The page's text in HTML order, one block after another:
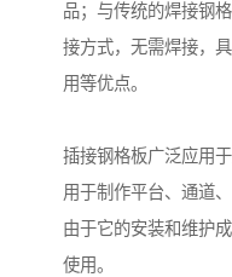
品；与传统的焊接钢
接方式，无需焊接，
用等优点。
插接钢格板广泛应用
用于制作平台、通道
由于它的安装和维护
使用。